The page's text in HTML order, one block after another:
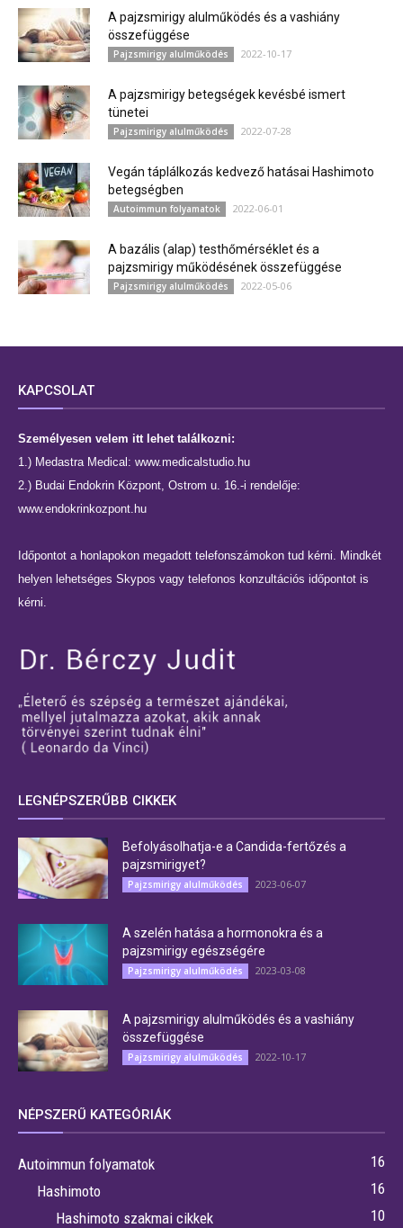
A pajzsmirigy alulműködés és a vashiány
összefüggése
Pajzsmirigy alulműködés 2022-10-17
A pajzsmirigy betegségek kevésbé ismert
tünetei
Pajzsmirigy alulműködés 2022-07-28
Vegán táplálkozás kedvező hatásai Hashimoto
betegségben
Autoimmun folyamatok 2022-06-01
A bazális (alap) testhőmérséklet és a
pajzsmirigy működésének összefüggése
Pajzsmirigy alulműködés 2022-05-06
KAPCSOLAT
Személyesen velem itt lehet találkozni:
1.) Medastra Medical: www.medicalstudio.hu
2.) Budai Endokrin Központ, Ostrom u. 16.-i rendelője:
www.endokrinkozpont.hu
Időpontot a honlapokon megadott telefonszámokon tud kérni. Mindkét
helyen lehetséges Skypos vagy telefonos konzultációs időpontot is
kérni.
LEGNÉPSZERŰBB CIKKEK
Befolyásolhatja-e a Candida-fertőzés a
pajzsmirigyet?
Pajzsmirigy alulműködés 2023-06-07
A szelén hatása a hormonokra és a
pajzsmirigy egészségére
Pajzsmirigy alulműködés 2023-03-08
A pajzsmirigy alulműködés és a vashiány
összefüggése
Pajzsmirigy alulműködés 2022-10-17
NÉPSZERŰ KATEGÓRIÁK
Autoimmun folyamatok
16
Hashimoto
16
Hashimoto szakmai cikkek
10